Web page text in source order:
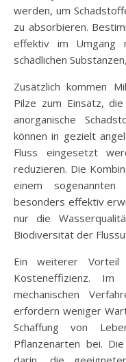
werden, um
zu absorbieren.
effektiv im Umgang
schädlichen
Zusätzlich kommen
Pilze zum Einsatz,
anorganische
können in gezielt
Fluss eingesetzt
reduzieren. Die
einem
besonders effektiv
nur die
Biodiversität der
Ein weiterer Vorteil
Kosteneffizienz. Im
mechanischen
erfordern weniger
Schaffung von
Pflanzenarten bei.